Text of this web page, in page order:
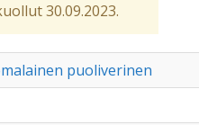
30.09.2023.
puoliverinen